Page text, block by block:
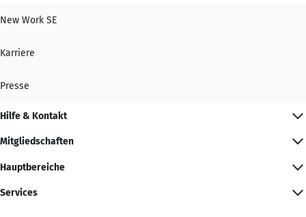
New Work SE
Karriere
Presse
Hilfe & Kontakt
Mitgliedschaften
Hauptbereiche
Services